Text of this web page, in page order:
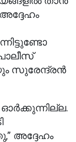
അദ്ദേഹം
സുരേന്ദ്രൻ
അദ്ദേഹം